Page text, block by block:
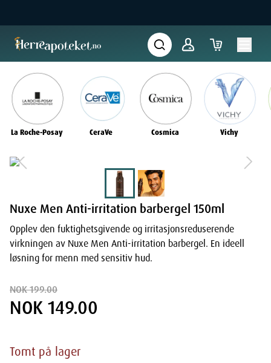
La Roche-Posay CeraVe Cosmica Vichy
Nuxe Men Anti-irritation barbergel 150ml
Opplev den fuktighetsgivende og irritasjonsreduserende
virkningen av Nuxe Men Anti-irritation barbergel. En ideell
løsning for menn med sensitiv hud.
NOK 199.00
NOK 149.00
Tomt på lager